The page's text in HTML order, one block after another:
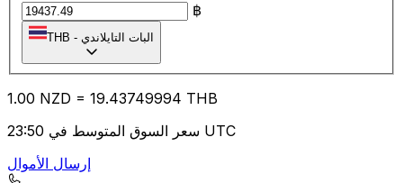
฿
THB - البات التايلاندي
1.00 NZD = 19.43749994 THB
سعر السوق المتوسط في 23:50 UTC
إرسال الأموال